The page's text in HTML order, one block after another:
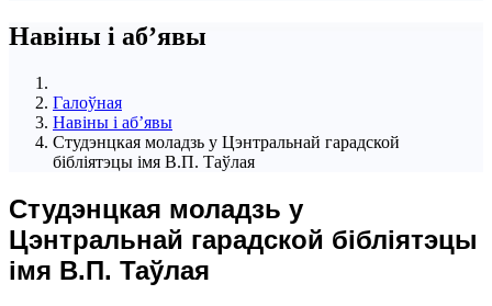
Навіны i аб’явы
Галоўная
Навіны i аб’явы
Студэнцкая моладзь у Цэнтральнай гарадской
бібліятэцы імя В.П. Таўлая
Студэнцкая моладзь у
Цэнтральнай гарадской бібліятэцы
імя В.П. Таўлая